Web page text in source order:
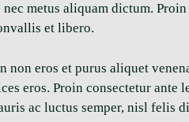
metus aliquam dictum.
et libero.
eros et purus aliquet
eros. Proin consectetur ante
ac luctus semper, nisl felis